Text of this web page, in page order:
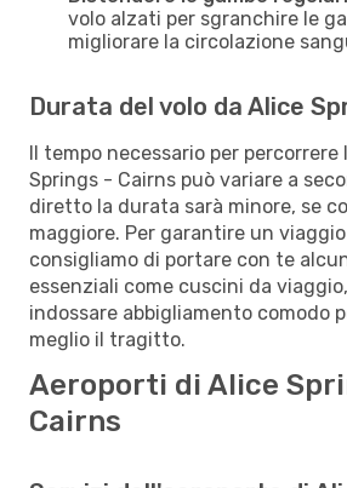
volo alzati per sgranchire le
migliorare la circolazione
Durata del volo da Alice
Il tempo necessario per
Springs - Cairns può variare a
diretto la durata sarà minore, se
maggiore. Per garantire un
consigliamo di portare con te
essenziali come cuscini da
indossare abbigliamento comodo
meglio il tragitto.
Aeroporti di Alice
Cairns